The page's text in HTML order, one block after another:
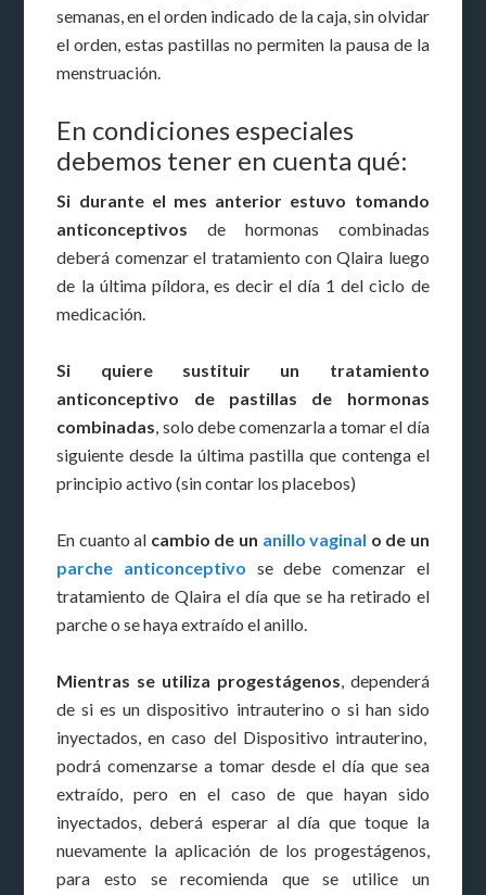
semanas, en el orden indicado de la caja, sin olvidar
el orden, estas pastillas no permiten la pausa de la
menstruación.
En condiciones especiales
debemos tener en cuenta qué:
Si durante el mes anterior estuvo tomando
anticonceptivos de hormonas combinadas
deberá comenzar el tratamiento con Qlaira luego
de la última píldora, es decir el día 1 del ciclo de
medicación.
Si quiere sustituir un tratamiento
anticonceptivo de pastillas de hormonas
combinadas, solo debe comenzarla a tomar el día
siguiente desde la última pastilla que contenga el
principio activo (sin contar los placebos)
En cuanto al cambio de un anillo vaginal o de un
parche anticonceptivo se debe comenzar el
tratamiento de Qlaira el día que se ha retirado el
parche o se haya extraído el anillo.
Mientras se utiliza progestágenos, dependerá
de si es un dispositivo intrauterino o si han sido
inyectados, en caso del Dispositivo intrauterino,
podrá comenzarse a tomar desde el día que sea
extraído, pero en el caso de que hayan sido
inyectados, deberá esperar al día que toque la
nuevamente la aplicación de los progestágenos,
para esto se recomienda que se utilice un